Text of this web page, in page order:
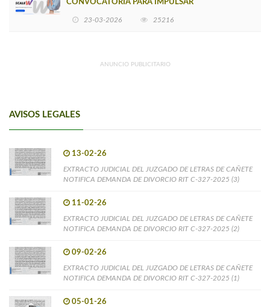
CONVOCATORIA PARA IMPULSAR
23-03-2026 25216
ANUNCIO PUBLICITARIO
AVISOS LEGALES
13-02-26
EXTRACTO JUDICIAL DEL JUZGADO DE LETRAS DE CAÑETE
NOTIFICA DEMANDA DE DIVORCIO RIT C-327-2025 (3)
11-02-26
EXTRACTO JUDICIAL DEL JUZGADO DE LETRAS DE CAÑETE
NOTIFICA DEMANDA DE DIVORCIO RIT C-327-2025 (2)
09-02-26
EXTRACTO JUDICIAL DEL JUZGADO DE LETRAS DE CAÑETE
NOTIFICA DEMANDA DE DIVORCIO RIT C-327-2025 (1)
05-01-26